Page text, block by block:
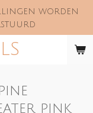
worden
pink